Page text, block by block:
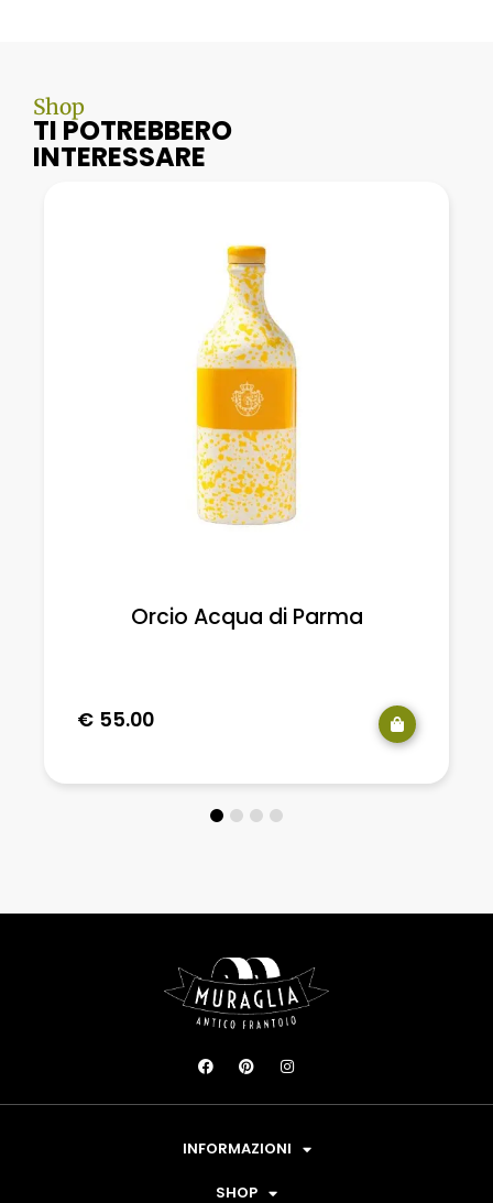
Shop
TI POTREBBERO
INTERESSARE
Orcio Acqua di Parma
€ 55.00
INFORMAZIONI
SHOP